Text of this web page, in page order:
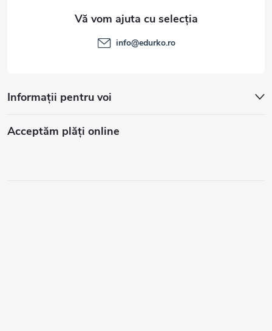
Informații pentru voi
Acceptăm plăţi online
info@edurko.ro